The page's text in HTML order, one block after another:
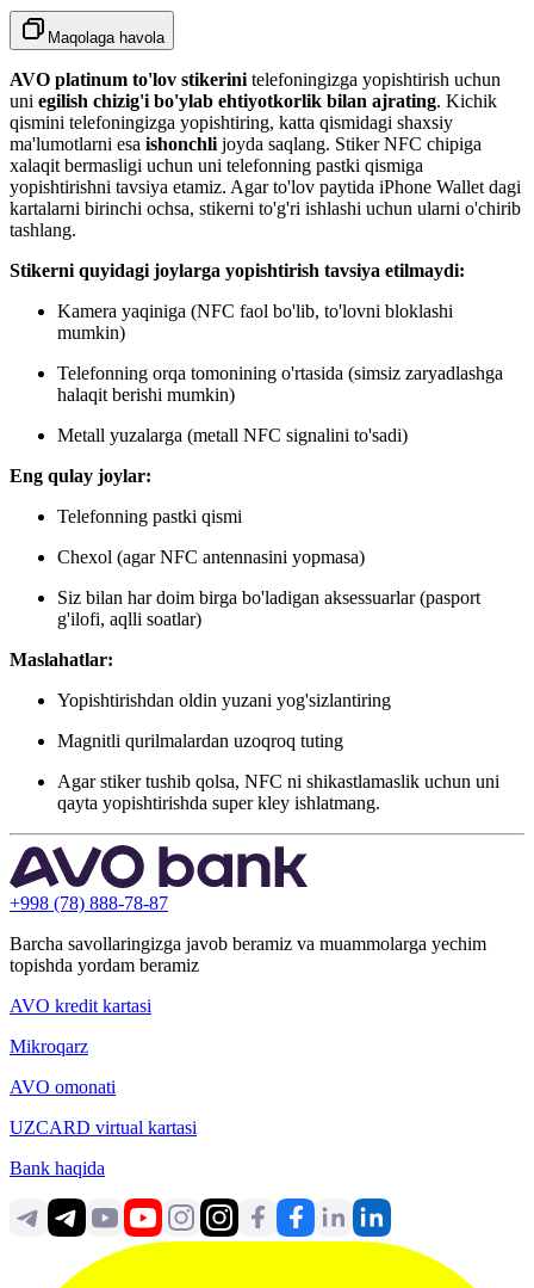
Maqolaga havola
AVO platinum to'lov stikerini telefoningizga yopishtirish uchun
uni egilish chizig'i bo'ylab ehtiyotkorlik bilan ajrating. Kichik
qismini telefoningizga yopishtiring, katta qismidagi shaxsiy
ma'lumotlarni esa ishonchli joyda saqlang. Stiker NFC chipiga
xalaqit bermasligi uchun uni telefonning pastki qismiga
yopishtirishni tavsiya etamiz. Agar to'lov paytida iPhone Wallet dagi
kartalarni birinchi ochsa, stikerni to'g'ri ishlashi uchun ularni o'chirib
tashlang.
Stikerni quyidagi joylarga yopishtirish tavsiya etilmaydi:
Kamera yaqiniga (NFC faol bo'lib, to'lovni bloklashi
mumkin)
Telefonning orqa tomonining o'rtasida (simsiz zaryadlashga
halaqit berishi mumkin)
Metall yuzalarga (metall NFC signalini to'sadi)
Eng qulay joylar:
Telefonning pastki qismi
Chexol (agar NFC antennasini yopmasa)
Siz bilan har doim birga bo'ladigan aksessuarlar (pasport
g'ilofi, aqlli soatlar)
Maslahatlar:
Yopishtirishdan oldin yuzani yog'sizlantiring
Magnitli qurilmalardan uzoqroq tuting
Agar stiker tushib qolsa, NFC ni shikastlamaslik uchun uni
qayta yopishtirishda super kley ishlatmang.
+998 (78) 888-78-87
Barcha savollaringizga javob beramiz va muammolarga yechim
topishda yordam beramiz
AVO kredit kartasi
Mikroqarz
AVO omonati
UZCARD virtual kartasi
Bank haqida